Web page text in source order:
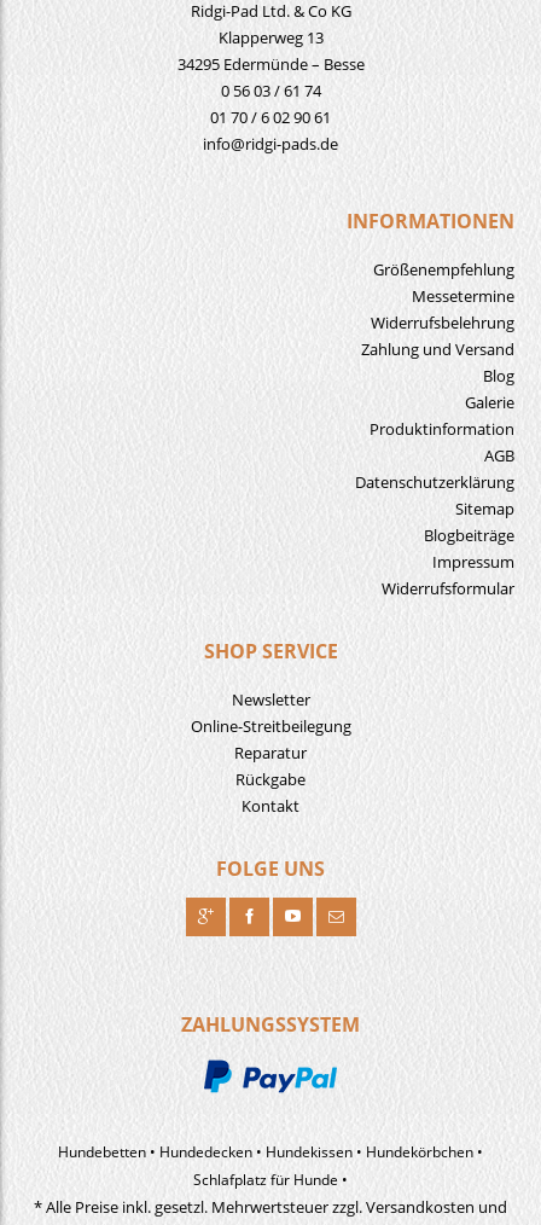
Ridgi-Pad Ltd. & Co KG
Klapperweg 13
34295 Edermünde – Besse
0 56 03 / 61 74
01 70 / 6 02 90 61
info@ridgi-pads.de
INFORMATIONEN
Größenempfehlung
Messetermine
Widerrufsbelehrung
Zahlung und Versand
Blog
Galerie
Produktinformation
AGB
Datenschutzerklärung
Sitemap
Blogbeiträge
Impressum
Widerrufsformular
SHOP SERVICE
Newsletter
Online-Streitbeilegung
Reparatur
Rückgabe
Kontakt
FOLGE UNS
R H F J
ZAHLUNGSSYSTEM
Hundebetten Hundedecken Hundekissen
Hundekörbchen
Schlafplatz für Hunde
* Alle Preise inkl. gesetzl. Mehrwertsteuer zzgl. Versandkosten und